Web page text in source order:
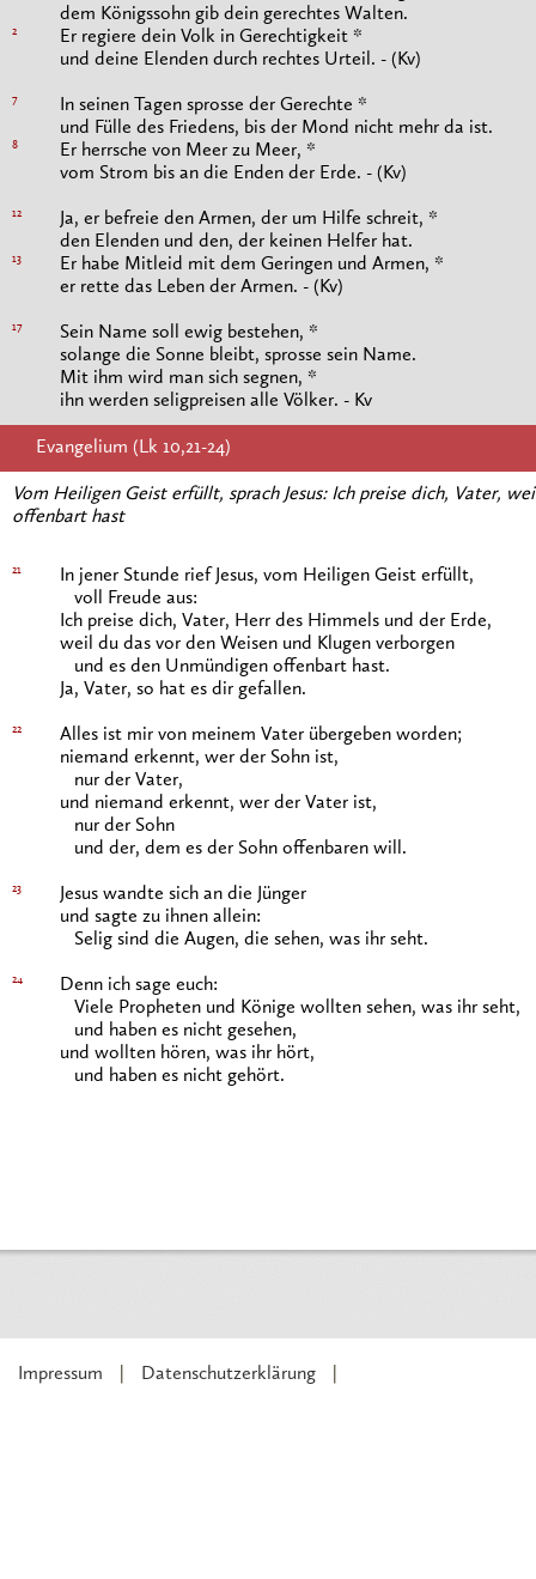
dem Königssohn gib dein gerechtes Walten.
2
Er regiere dein Volk in Gerechtigkeit *
und deine Elenden durch rechtes Urteil. - (Kv)
7
In seinen Tagen sprosse der Gerechte *
und Fülle des Friedens, bis der Mond nicht mehr da ist.
8
Er herrsche von Meer zu Meer, *
vom Strom bis an die Enden der Erde. - (Kv)
12
Ja, er befreie den Armen, der um Hilfe schreit, *
den Elenden und den, der keinen Helfer hat.
13
Er habe Mitleid mit dem Geringen und Armen, *
er rette das Leben der Armen. - (Kv)
17
Sein Name soll ewig bestehen, *
solange die Sonne bleibt, sprosse sein Name.
Mit ihm wird man sich segnen, *
ihn werden seligpreisen alle Völker. - Kv
Evangelium (Lk 10,21-24)
Vom Heiligen Geist erfüllt, sprach Jesus: Ich preise dich, Vater,
offenbart hast
21
In jener Stunde rief Jesus, vom Heiligen Geist erfüllt,
voll Freude aus:
Ich preise dich, Vater, Herr des Himmels und der Erde,
weil du das vor den Weisen und Klugen verborgen
und es den Unmündigen offenbart hast.
Ja, Vater, so hat es dir gefallen.
22
Alles ist mir von meinem Vater übergeben worden;
niemand erkennt, wer der Sohn ist,
nur der Vater,
und niemand erkennt, wer der Vater ist,
nur der Sohn
und der, dem es der Sohn offenbaren will.
23
Jesus wandte sich an die Jünger
und sagte zu ihnen allein:
Selig sind die Augen, die sehen, was ihr seht.
24
Denn ich sage euch:
Viele Propheten und Könige wollten sehen, was ihr seht,
und haben es nicht gesehen,
und wollten hören, was ihr hört,
und haben es nicht gehört.
Impressum Datenschutzerklärung